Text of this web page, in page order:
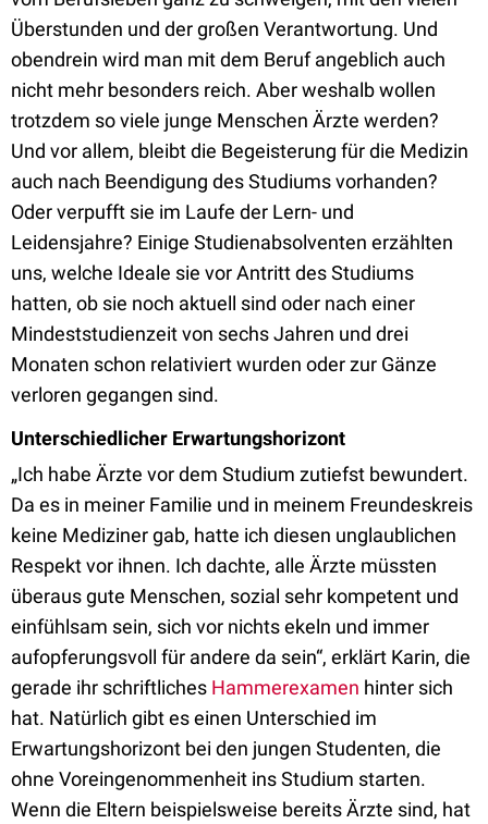
Überstunden und der großen Verantwortung. Und
obendrein wird man mit dem Beruf angeblich auch
nicht mehr besonders reich. Aber weshalb wollen
trotzdem so viele junge Menschen Ärzte werden?
Und vor allem, bleibt die Begeisterung für die Medizin
auch nach Beendigung des Studiums vorhanden?
Oder verpufft sie im Laufe der Lern- und
Leidensjahre? Einige Studienabsolventen erzählten
uns, welche Ideale sie vor Antritt des Studiums
hatten, ob sie noch aktuell sind oder nach einer
Mindeststudienzeit von sechs Jahren und drei
Monaten schon relativiert wurden oder zur Gänze
verloren gegangen sind.
Unterschiedlicher Erwartungshorizont
„Ich habe Ärzte vor dem Studium zutiefst bewundert.
Da es in meiner Familie und in meinem Freundeskreis
keine Mediziner gab, hatte ich diesen unglaublichen
Respekt vor ihnen. Ich dachte, alle Ärzte müssten
überaus gute Menschen, sozial sehr kompetent und
einfühlsam sein, sich vor nichts ekeln und immer
aufopferungsvoll für andere da sein“, erklärt Karin, die
gerade ihr schriftliches Hammerexamen hinter sich
hat. Natürlich gibt es einen Unterschied im
Erwartungshorizont bei den jungen Studenten, die
ohne Voreingenommenheit ins Studium starten.
Wenn die Eltern beispielsweise bereits Ärzte sind, hat